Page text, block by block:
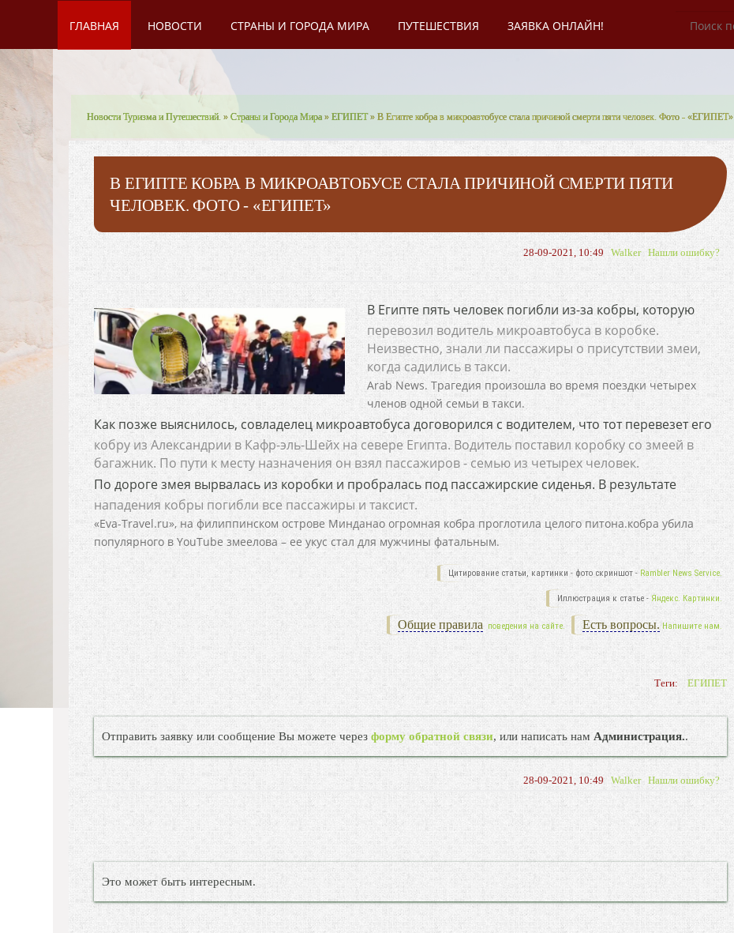
ГЛАВНАЯ НОВОСТИ СТРАНЫ И ГОРОДА МИРА ПУТЕШЕСТВИЯ ЗАЯВКА ОНЛАЙН!
Новости Туризма и Путешествий. »Страны и Города Мира »ЕГИПЕТ» В Египте кобра в микроавтобусе стала причиной смерти пяти человек. Фото - «ЕГИПЕТ»
В ЕГИПТЕ КОБРА В МИКРОАВТОБУСЕ СТАЛА ПРИЧИНОЙ СМЕРТИ ПЯТИ
ЧЕЛОВЕК. ФОТО - «ЕГИПЕТ»
28-09-2021, 10:49 Walker Нашли ошибку?
В Египте пять человек погибли из-за кобры, которую
перевозил водитель микроавтобуса в коробке.
Неизвестно, знали ли пассажиры о присутствии змеи,
когда садились в такси.
Arab News. Трагедия произошла во время поездки четырех
членов одной семьи в такси.
Как позже выяснилось, совладелец микроавтобуса договорился с водителем, что тот перевезет его
кобру из Александрии в Кафр-эль-Шейх на севере Египта. Водитель поставил коробку со змеей в
багажник. По пути к месту назначения он взял пассажиров - семью из четырех человек.
По дороге змея вырвалась из коробки и пробралась под пассажирские сиденья. В результате
нападения кобры погибли все пассажиры и таксист.
«Eva-Travel.ru», на филиппинском острове Минданао огромная кобра проглотила целого питона.кобра убила
популярного в YouTube змеелова – ее укус стал для мужчины фатальным.
Цитирование статьи, картинки - фото скриншот - Rambler News Service.
Иллюстрация к статье - Яндекс. Картинки.
Есть вопросы. Напишите нам.
Общие правила поведения на сайте.
Теги: ЕГИПЕТ
Отправить заявку или сообщение Вы можете черезформу обратной связи, или написать намАдминистрация..
28-09-2021, 10:49 Walker Нашли ошибку?
Это может быть интересным.